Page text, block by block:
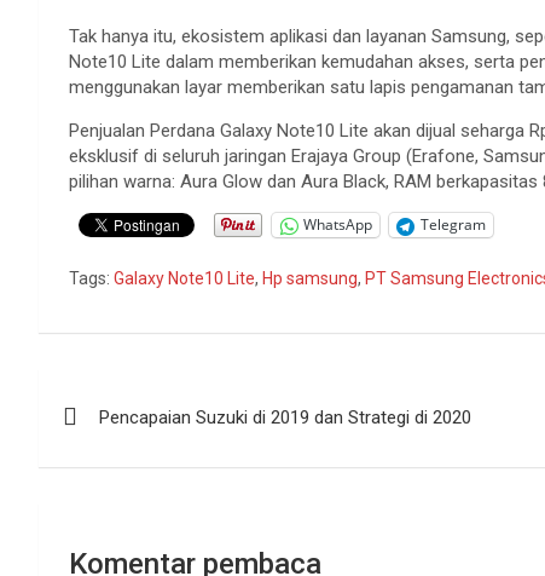
Tak hanya itu, ekosistem aplikasi dan layanan Samsung,
Note10 Lite dalam memberikan kemudahan akses, serta
menggunakan layar memberikan satu lapis pengamanan
Penjualan Perdana Galaxy Note10 Lite akan dijual seharga
eksklusif di seluruh jaringan Erajaya Group (Erafone,
pilihan warna: Aura Glow dan Aura Black, RAM berkapasitas
WhatsApp Telegram
Tags: Galaxy Note10 Lite, Hp samsung, PT Samsung
Pencapaian Suzuki di 2019 dan Strategi di 2020
Komentar pembaca